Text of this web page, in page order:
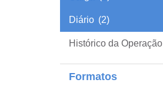
Diário (2)
Histórico da Operação
Formatos